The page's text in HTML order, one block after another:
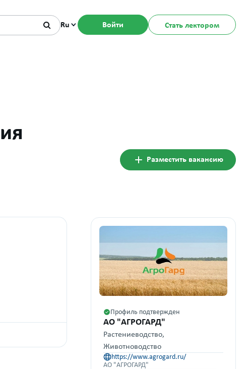
Ru Войти Стать лектором
Разместить вакансию
Профиль подтвержден
АО "АГРОГАРД"
Растениеводство,
Животноводство
https://www.agrogard.ru/
АО "АГРОГАРД"